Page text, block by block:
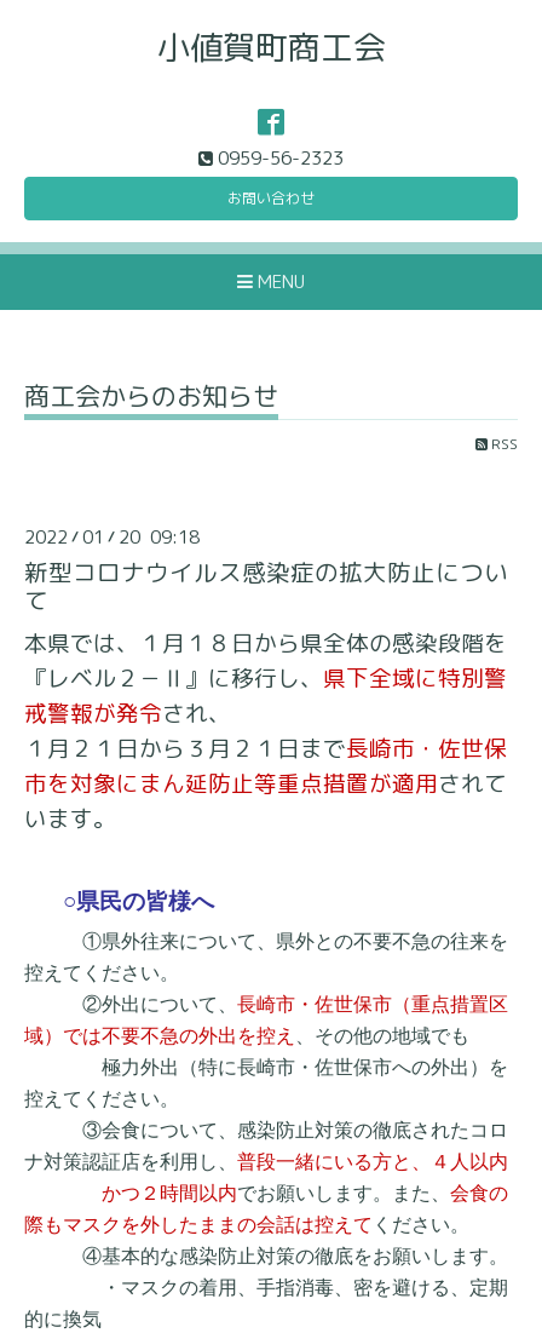
小値賀町商工会
0959-56-2323
お問い合わせ
MENU
商工会からのお知らせ
RSS
2022 /01 / 20 09:18
新型コロナウイルス感染症の拡大防止につい
て
本県では、１月１８日から県全体の感染段階を
『レベル２－Ⅱ』に移行し、 県下全域に特別警
戒警報が発令され、
１月２１日から３月２１日まで長崎市・佐世保
市を対象にまん延防止等重点措置が適用されて
います。
○県民の皆様へ
①県外往来について、県外との不要不急の往来を
控えてください。
②外出について、 長崎市・佐世保市（重点措置区
域）では不要不急の外出を控え
その他の地域でも
極力外出（特に長崎市・佐世保市への外出）を
控えてください。
③会食について、感染防止対策の徹底されたコロ
ナ対策認証店を利用し、 普段一緒にいる方と、４人以内
かつ２時間以内でお願いします。また、 会食の
際もマスクを外した ままの会話は控えて ください。
④基本的な感染防止対策の徹底をお願いします。
・マスクの着用、手指消毒、密を避ける、定期
的に換気